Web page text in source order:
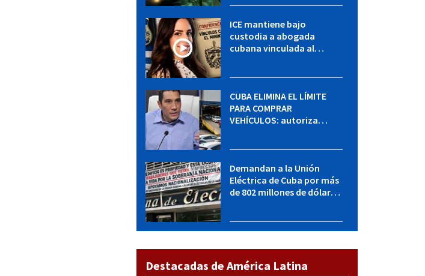
ICE mantiene bajo
custodia a abogada
cubana vinculada al
CUBA ELIMINA EL LÍMITE
PARA COMPRAR
VEHÍCULOS: autoriza
Demandan a la Unión
Eléctrica de Cuba por más
de 802 millones de dólares
Destacadas de América Latina